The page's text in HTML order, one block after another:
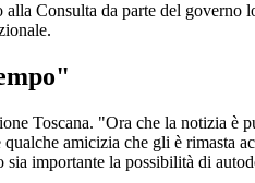
Consulta da parte del governo
Toscana. "Ora che la notizia
qualche amicizia che gli è
sia importante la possibilità di